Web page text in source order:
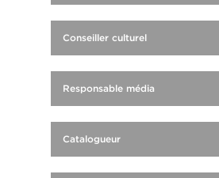
Conseiller culturel
Responsable média
Catalogueur